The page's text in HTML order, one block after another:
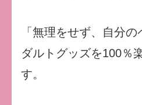
「無理をせず、自分
ダルトグッズを100％
す。